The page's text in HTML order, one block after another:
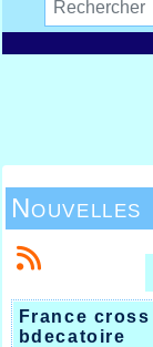
Nouvelles
France cross
bdecatoire